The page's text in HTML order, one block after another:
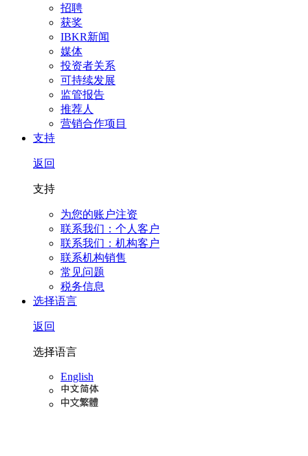
招聘
获奖
IBKR新闻
媒体
投资者关系
可持续发展
监管报告
推荐人
营销合作项目
支持
返回
支持
为您的账户注资
联系我们：个人客户
联系我们：机构客户
联系机构销售
常见问题
税务信息
选择语言
返回
选择语言
English